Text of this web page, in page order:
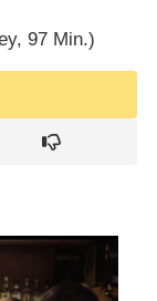
97 Min.)